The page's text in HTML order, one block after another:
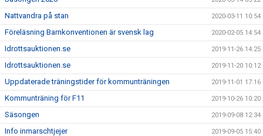
Nattvandra på stan 2020-03-11 10:54
Föreläsning Barnkonventionen är svensk lag 2020-02-05 14:54
Idrottsauktionen.se 2019-11-26 14:25
Idrottsauktionen.se 2019-11-20 10:12
Uppdaterade träningstider för kommunträningen 2019-11-01 17:16
Kommunträning för F11 2019-10-26 10:20
Säsongen 2019-09-08 12:34
Info inmarschtjejer 2019-09-05 15:40